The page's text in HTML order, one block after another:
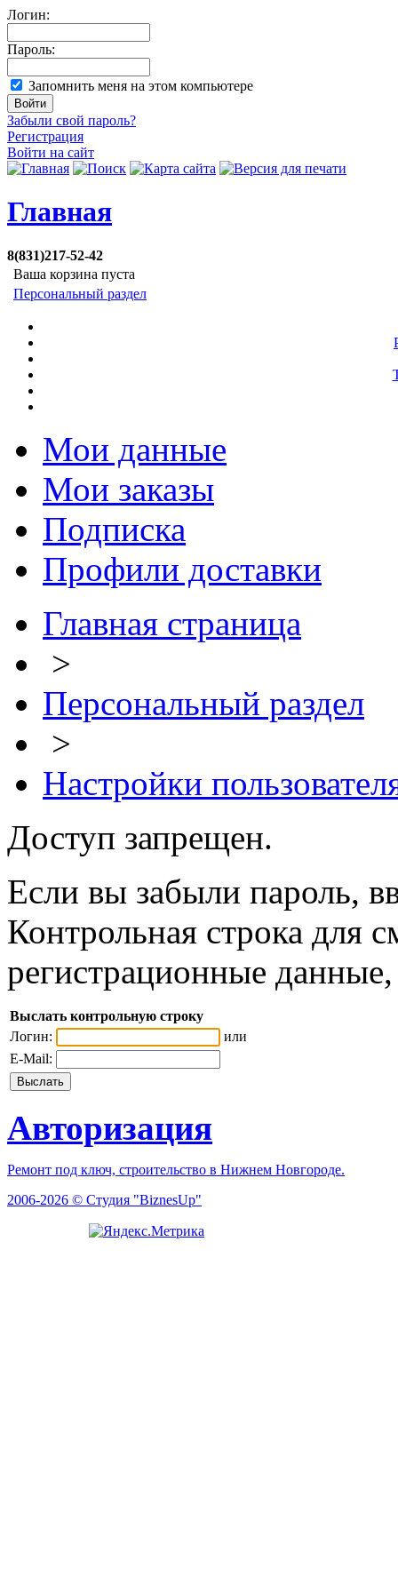
Логин:
Пароль:
Запомнить меня на этом компьютере
Забыли свой пароль?
Регистрация
Войти на сайт
Главная
8(831)217-52-42
Ваша корзина пуста
Персональный раздел
Мои данные
Мои заказы
Подписка
Профили доставки
Главная страница
>
Персональный раздел
>
Настройки
Доступ запрещен.
Если вы забыли пароль,
Контрольная строка для
регистрационные
Выслать контрольную строку
Логин:
или
E-Mail:
Авторизация
Ремонт под ключ, строительство в Нижнем Новгороде.
2006-2026 © Студия "BiznesUp"